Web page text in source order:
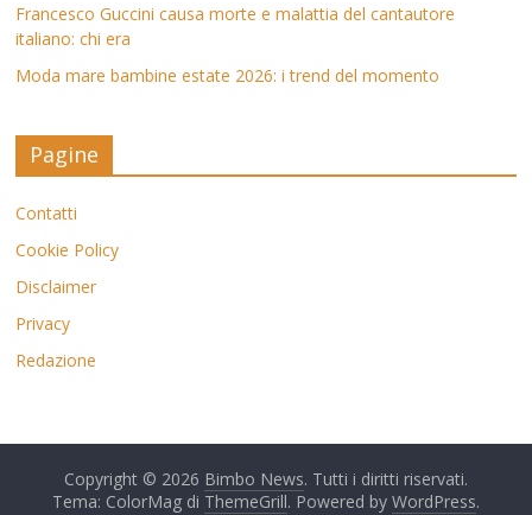
Francesco Guccini causa morte e malattia del cantautore
italiano: chi era
Moda mare bambine estate 2026: i trend del momento
Pagine
Contatti
Cookie Policy
Disclaimer
Privacy
Redazione
Copyright © 2026 Bimbo News. Tutti i diritti riservati.
Tema: ColorMag di ThemeGrill. Powered by WordPress.